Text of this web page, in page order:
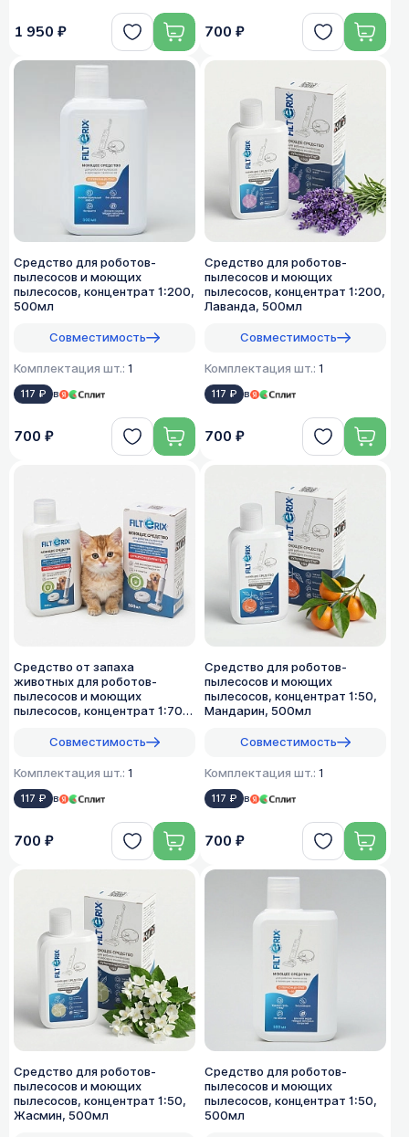
1 950 ₽ 700 ₽
Средство для роботов-
пылесосов и моющих
пылесосов, концентрат 1:200,
500мл
Совместимость
Комплектация шт.: 1
117 ₽ в
700 ₽
Средство для роботов-
пылесосов и моющих
пылесосов, концентрат 1:200,
Лаванда, 500мл
Совместимость
Комплектация шт.: 1
117 ₽ в
700 ₽
Средство от запаха
животных для роботов-
пылесосов и моющих
пылесосов, концентрат 1:70,
Совместимость
Комплектация шт.: 1
117 ₽ в
700 ₽
Средство для роботов-
пылесосов и моющих
пылесосов, концентрат 1:50,
Мандарин, 500мл
Совместимость
Комплектация шт.: 1
117 ₽ в
700 ₽
Средство для роботов-
пылесосов и моющих
пылесосов, концентрат 1:50,
Жасмин, 500мл
Средство для роботов-
пылесосов и моющих
пылесосов, концентрат 1:50,
500мл